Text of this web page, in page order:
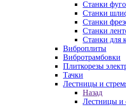
Станки
Станки
Станки
Станки
Станки для
Виброплиты
Вибротрамбовки
Плиткорезы
Тачки
Лестницы и
Назад
Лестницы и